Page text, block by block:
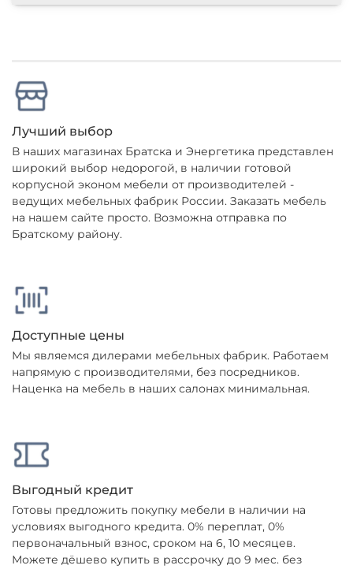
Лучший выбор
В наших магазинах Братска и Энергетика представлен
широкий выбор недорогой, в наличии готовой
корпусной эконом мебели от производителей -
ведущих мебельных фабрик России. Заказать мебель
на нашем сайте просто. Возможна отправка по
Братскому району.
Доступные цены
Мы являемся дилерами мебельных фабрик. Работаем
напрямую с производителями, без посредников.
Наценка на мебель в наших салонах минимальная.
Выгодный кредит
Готовы предложить покупку мебели в наличии на
условиях выгодного кредита. 0% переплат, 0%
первоначальный взнос, сроком на 6, 10 месяцев.
Можете дёшево купить в рассрочку до 9 мес. без